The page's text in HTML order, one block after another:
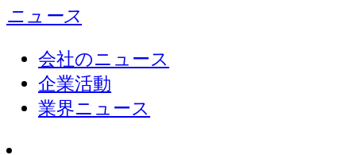
ニュース
会社のニュース
企業活動
業界ニュース